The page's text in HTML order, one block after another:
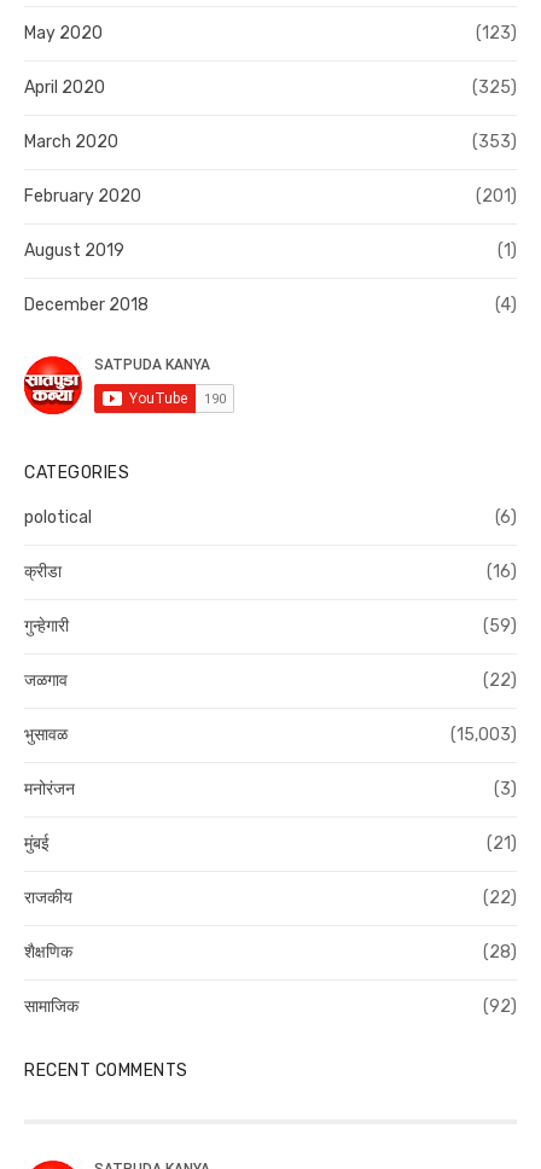
May 2020 (123)
April 2020 (325)
March 2020 (353)
February 2020 (201)
August 2019 (1)
December 2018 (4)
CATEGORIES
polotical (6)
क्रीडा (16)
गुन्हेगारी (59)
जळगाव (22)
भुसावळ (15,003)
मनोरंजन (3)
मुंबई (21)
राजकीय (22)
शैक्षणिक (28)
सामाजिक (92)
RECENT COMMENTS